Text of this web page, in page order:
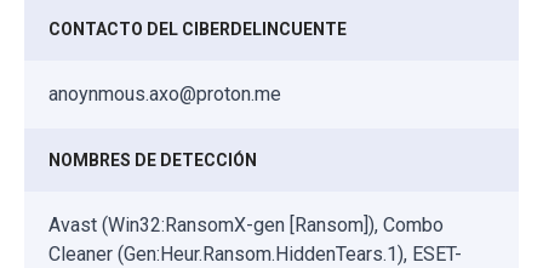
CONTACTO DEL CIBERDELINCUENTE
anoynmous.axo@proton.me
NOMBRES DE DETECCIÓN
Avast (Win32:RansomX-gen [Ransom]), Combo
Cleaner (Gen:Heur.Ransom.HiddenTears.1), ESET-